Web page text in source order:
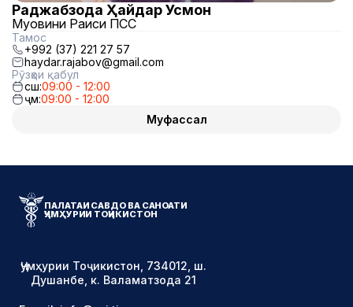
Раджабзода Ҳайдар Усмон
Муовини Раиси ПСС
Тамос
+992 (37) 221 27 57
haydar.rajabov@gmail.com
Рӯзҳои қабул
сш:09:00 - 12:00
ҷм:09:00 - 12:00
Муфассал
ПАЛАТАИ САВДО ВА САНОАТИ
ҶУМҲУРИИ ТОҶИКИСТОН
Ҷумҳурии Тоҷикистон, 734012, ш.
Душанбе, к. Валаматзода 21